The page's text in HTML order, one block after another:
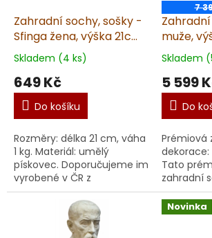
Zahradní sochy, sošky -
Sfinga žena, výška 21cm,
1kg, pískovec
Skladem (4 ks)
649 Kč
Do košíku
Rozměry: délka 21 cm, váha
1 kg. Materiál: umělý
pískovec. Doporučujeme impregnaci.
vyrobené v ČR z
kvalitního umělého
pískovce precizní ruční
metoda výroby pro do...
7
muže,
kg
Skladem
5 599
Do
Prémiová
dekorace:
Tato
zahradní
plastika,
určena
Vyrobená
kvalitního
Novinka